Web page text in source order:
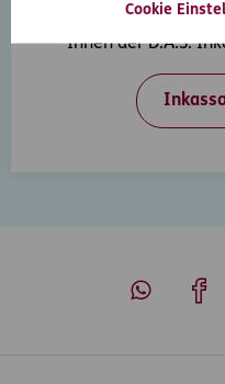
Cookie
Wenn Ihre Kunden in
Ihnen der D.A.S.